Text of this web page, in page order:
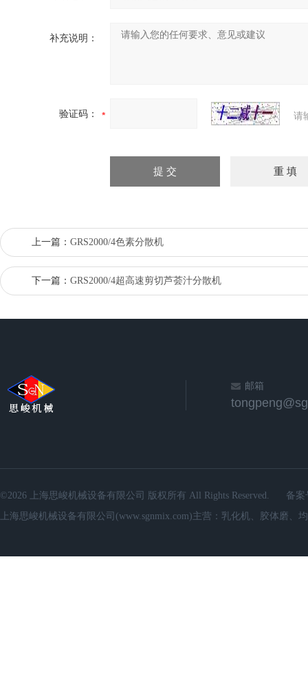
补充说明：
验证码： 请
上一篇： GRS2000/4色素分散机
下一篇： GRS2000/4超高速剪切芦荟汁分散机
邮箱
©2026 上海思峻机械设备有限公司 版权所有 All Rights Reserved.
备案
上海思峻机械设备有限公司(www.sgnmix.com)主营：乳化机、胶体磨